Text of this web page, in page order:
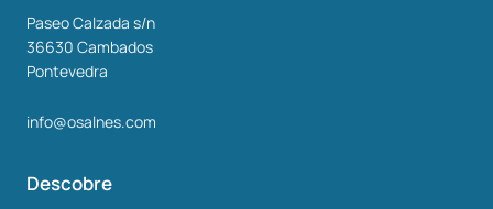
Paseo Calzada s/n
36630 Cambados
Pontevedra
info@osalnes.com
Descobre